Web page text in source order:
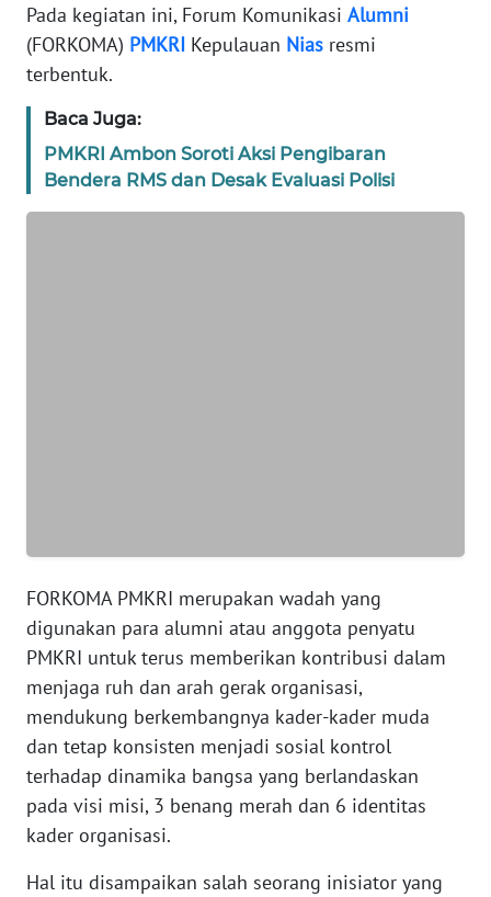
Pada kegiatan ini, Forum Komunikasi Alumni
(FORKOMA) PMKRI Kepulauan Nias resmi
terbentuk.
Baca Juga:
PMKRI Ambon Soroti Aksi Pengibaran
Bendera RMS dan Desak Evaluasi Polisi
FORKOMA PMKRI merupakan wadah yang
digunakan para alumni atau anggota penyatu
PMKRI untuk terus memberikan kontribusi dalam
menjaga ruh dan arah gerak organisasi,
mendukung berkembangnya kader-kader muda
dan tetap konsisten menjadi sosial kontrol
terhadap dinamika bangsa yang berlandaskan
pada visi misi, 3 benang merah dan 6 identitas
kader organisasi.
Hal itu disampaikan salah seorang inisiator yang
SIBER
REDAKSI
WN
BANTEN
WN
NTT
WN
KEPRI
WN